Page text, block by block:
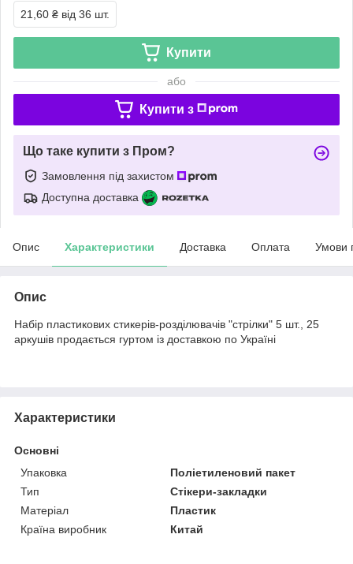
21,60 ₴ від 36 шт.
Купити
або
Купити з
Що таке купити з Пром?
Замовлення під захистом
Доступна доставка
Опис Характеристики Доставка Оплата Умови
Опис
Набір пластикових стикерів-розділювачів "стрілки" 5 шт., 25
аркушів продається гуртом із доставкою по Україні
Характеристики
Основні
Упаковка
Поліетиленовий пакет
Тип
Стікери-закладки
Матеріал
Пластик
Країна виробник
Китай